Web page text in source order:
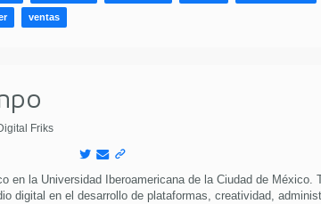
ventas
Friks
en la Universidad Iberoamericana de la Ciudad de México.
digital en el desarrollo de plataformas, creatividad,